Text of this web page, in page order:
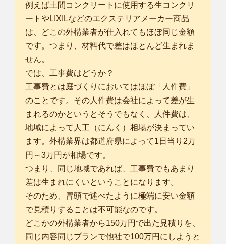
例えば土間コンクリートに使用する生コンクリ
ートやLIXILなどのエクステリアメーカー商品
は、どこの外構業者が仕入れてもほぼ同じ金額
です。つまり、材料代で差はほとんど生まれま
せん。
では、工事費はどうか？
工事費とは庭づくりにおいてはほぼ「人件費」
のことです。その人件費は会社によって差が生
まれるのかというとそうでもなく、人件費は、
地域によって人工（にんく）相場が決まってい
ます。外構業界は都道府県によって1日当り2万
円～3万円が相場です。
つまり、同じ地域であれば、工事費でもあまり
差は生まれにくいということになります。
そのため、冒頭で述べたように極端に安い金額
で見積りすることは不可能なのです。
どこかの外構業者から150万円で出た見積りを、
同じ内容同じプランで他社で100万円にしようと